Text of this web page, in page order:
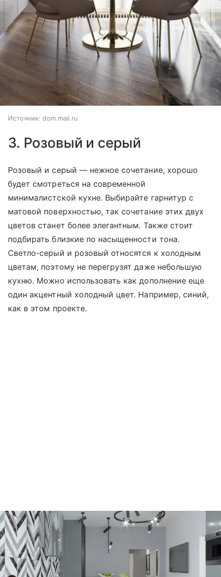
Источник: dom.mail.ru
3. Розовый и серый
Розовый и серый — нежное сочетание, хорошо
будет смотреться на современной
минималистской кухне. Выбирайте гарнитур с
матовой поверхностью, так сочетание этих двух
цветов станет более элегантным. Также стоит
подбирать близкие по насыщенности тона.
Светло-серый и розовый относятся к холодным
цветам, поэтому не перегрузят даже небольшую
кухню. Можно использовать как дополнение еще
один акцентный холодный цвет. Например, синий,
как в этом проекте.